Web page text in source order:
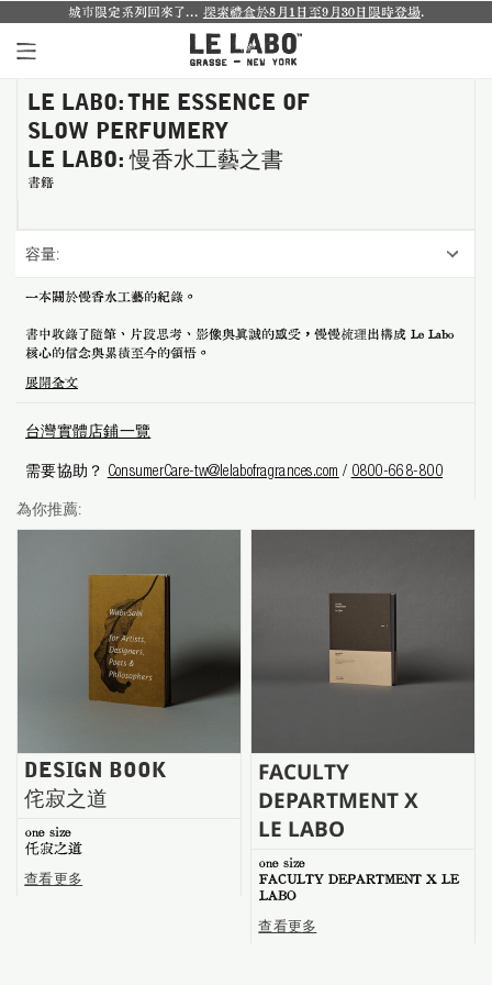
個人香氛系列
室內香氛系列
日常理容系列
別緻小物
探索體驗裝
台南五福商店
城市限定系列回來了... 探索禮盒於8月1日至9月30日限時登場.
LE LABO: THE ESSENCE OF
SLOW PERFUMERY
LE LABO: 慢香水工藝之書
書籍
容量:
一本關於慢香水工藝的紀錄。
書中收錄了隨筆、片段思考、影像與真誠的感受，慢慢梳理出構成 Le Labo
核心的信念與累積至今的領悟。
展開全文
台灣實體店鋪一覽
需要協助？ ConsumerCare-tw@lelabofragrances.com / 0800-668-800
為你推薦:
DESIGN BOOK
侘寂之道
one size
仛寂之道
查看更多
FACULTY
DEPARTMENT X
LE LABO
one size
FACULTY DEPARTMENT X LE
LABO
查看更多